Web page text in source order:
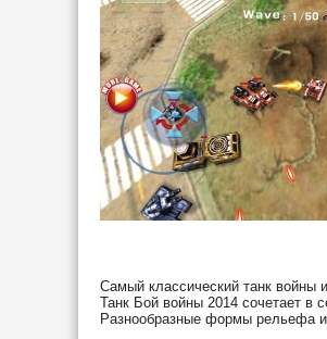
Самый классический танк войны
Танк Бой войны 2014 сочетает в
Разнообразные формы рельефа